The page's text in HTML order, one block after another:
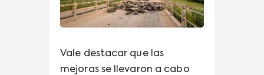
Vale destacar que las
mejoras se llevaron a cabo